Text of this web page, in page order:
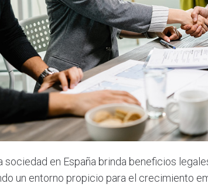
sociedad en España brinda beneficios
un entorno propicio para el crecimiento